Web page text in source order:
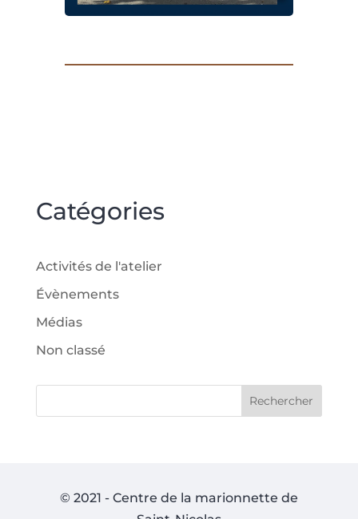
Catégories
Activités de l'atelier
Évènements
Médias
Non classé
Rechercher
© 2021 - Centre de la marionnette de